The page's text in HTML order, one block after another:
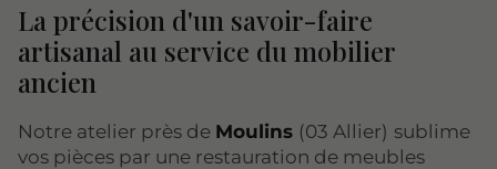
La précision d'un savoir-faire
artisanal au service du mobilier
ancien
Notre atelier près de Moulins (03 Allier) sublime
vos pièces par une restauration de meubles